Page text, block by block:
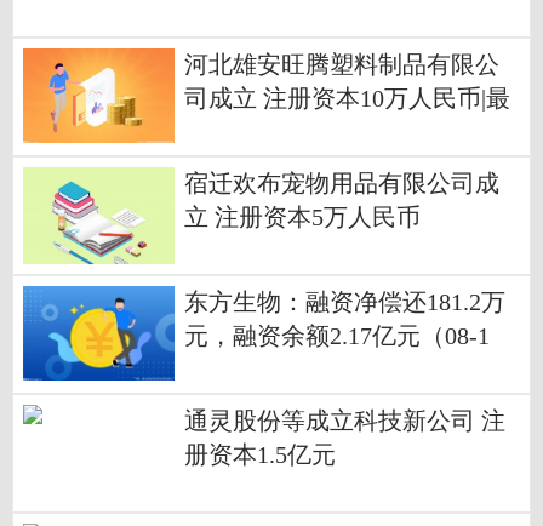
河北雄安旺腾塑料制品有限公
司成立 注册资本10万人民币|最
宿迁欢布宠物用品有限公司成
立 注册资本5万人民币
东方生物：融资净偿还181.2万
元，融资余额2.17亿元（08-1
通灵股份等成立科技新公司 注
册资本1.5亿元